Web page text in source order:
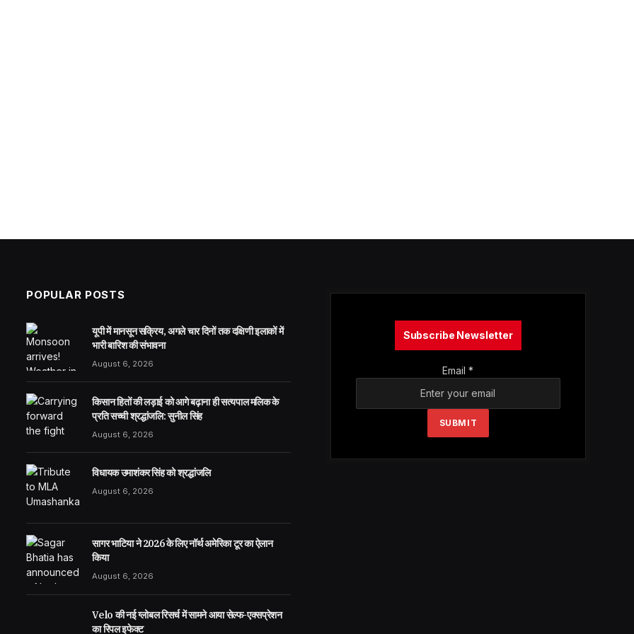
POPULAR POSTS
यूपी में मानसून सक्रिय, अगले चार दिनों तक दक्षिणी इलाकों में
भारी बारिश की संभावना
August 6, 2026
किसान हितों की लड़ाई को आगे बढ़ाना ही सत्यपाल मलिक के
प्रति सच्ची श्रद्धांजलि: सुनील सिंह
August 6, 2026
विधायक उमाशंकर सिंह को श्रद्धांजलि
August 6, 2026
सागर भाटिया ने 2026 के लिए नॉर्थ अमेरिका टूर का ऐलान
किया
August 6, 2026
Velo की नई ग्लोबल रिसर्च में सामने आया सेल्फ-एक्सप्रेशन
का रिपल इफेक्ट
Subscribe Newsletter
Email*
SUBMIT